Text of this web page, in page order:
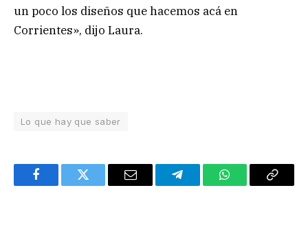
un poco los diseños que hacemos acá en
Corrientes», dijo Laura.
Lo que hay que saber
FacebookTwitter Email TelegramWhatsAppCopy